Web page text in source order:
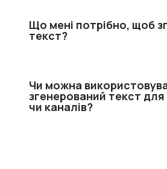
Що мені потрібно, щоб
текст?
Чи можна
згенерований текст для
чи каналів?